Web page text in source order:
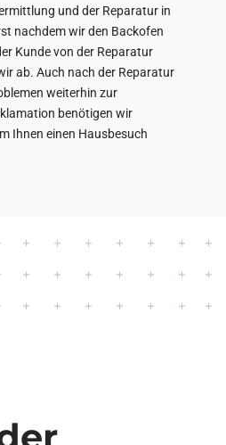
und der Reparatur in
nachdem wir den Backofen
Kunde von der Reparatur
ab. Auch nach der Reparatur
weiterhin zur
benötigen wir
Ihnen einen Hausbesuch